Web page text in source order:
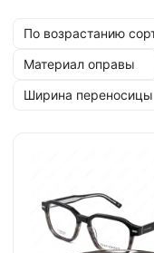
По возрастанию
Материал оправы
Ширина переносицы